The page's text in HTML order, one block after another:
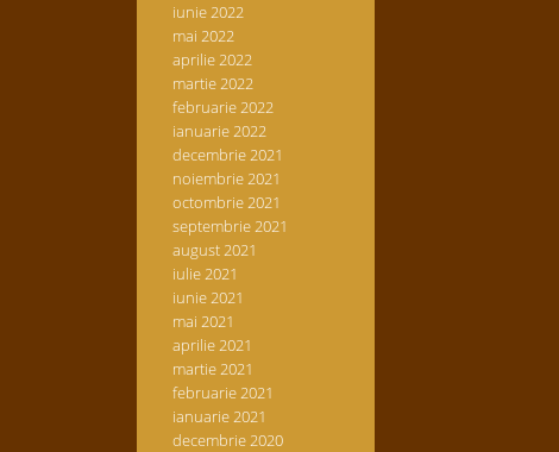
iunie 2022
mai 2022
aprilie 2022
martie 2022
februarie 2022
ianuarie 2022
decembrie 2021
noiembrie 2021
octombrie 2021
septembrie 2021
august 2021
iulie 2021
iunie 2021
mai 2021
aprilie 2021
martie 2021
februarie 2021
ianuarie 2021
decembrie 2020